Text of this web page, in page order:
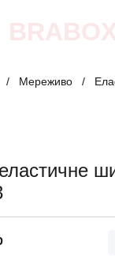
/ Мереживо /